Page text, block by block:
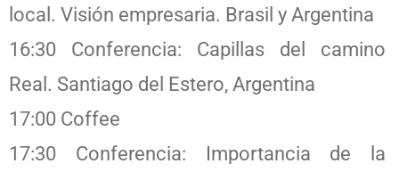
local. Visión empresaria. Brasil y Argentina
16:30 Conferencia: Capillas del camino
Real. Santiago del Estero, Argentina
17:00 Coffee
17:30 Conferencia: Importancia de la